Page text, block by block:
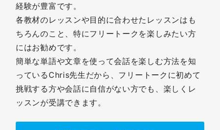
経験が豊富です。
各教材のレッスンや目的に合わせたレッスンはも
ちろんのこと、特にフリートークを楽しみたい方
にはお勧めです。
簡単な単語や文章を使って会話を楽しむ方法を知
っているChris先生だから、フリートークに初めて
挑戦する方や会話に自信がない方でも、楽しくレ
ッスンが受講できます。